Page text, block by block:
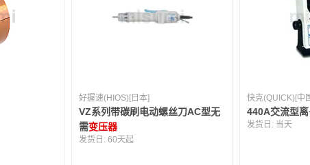
好握速(HIOS)[日本]
VZ系列带碳刷电动螺丝刀AC型无
需变压器
发货日:60天起
快克(QUICK)[中
440A交流型
发货日: 当天